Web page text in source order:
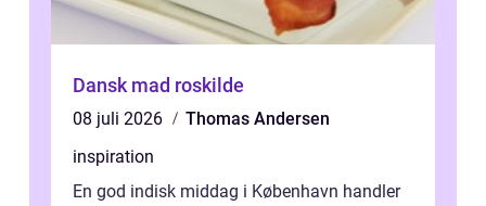
Dansk mad roskilde
08 juli 2026
Thomas Andersen
inspiration
En god indisk middag i København handler